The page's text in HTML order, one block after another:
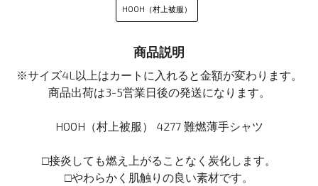
HOOH（村上被服）
商品説明
※サイズ4L以上はカートに入れると金額が変わります。
商品出荷は3-5営業日後の発送になります。
HOOH（村上被服） 4277 難燃薄手シャツ
□接炎しても燃え上がることなく炭化します。
□やわらかく肌触りの良い素材です。